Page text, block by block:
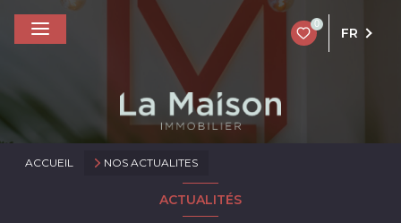
0
FR
ACCUEIL NOS ACTUALITES
ACTUALITÉS